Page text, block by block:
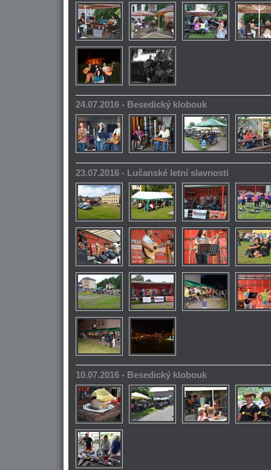
24.07.2016 - Besedický klobouk
23.07.2016 - Lučanské letní slavnosti
10.07.2016 - Besedický klobouk